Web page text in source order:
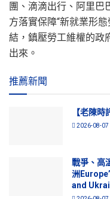
團、滴滴出行、阿里巴
方落實保障“新就業形
結，鎮壓勞工維權的政
出來。
推薦新聞
【老陳
2026-08-07
戰爭、高
洲
and